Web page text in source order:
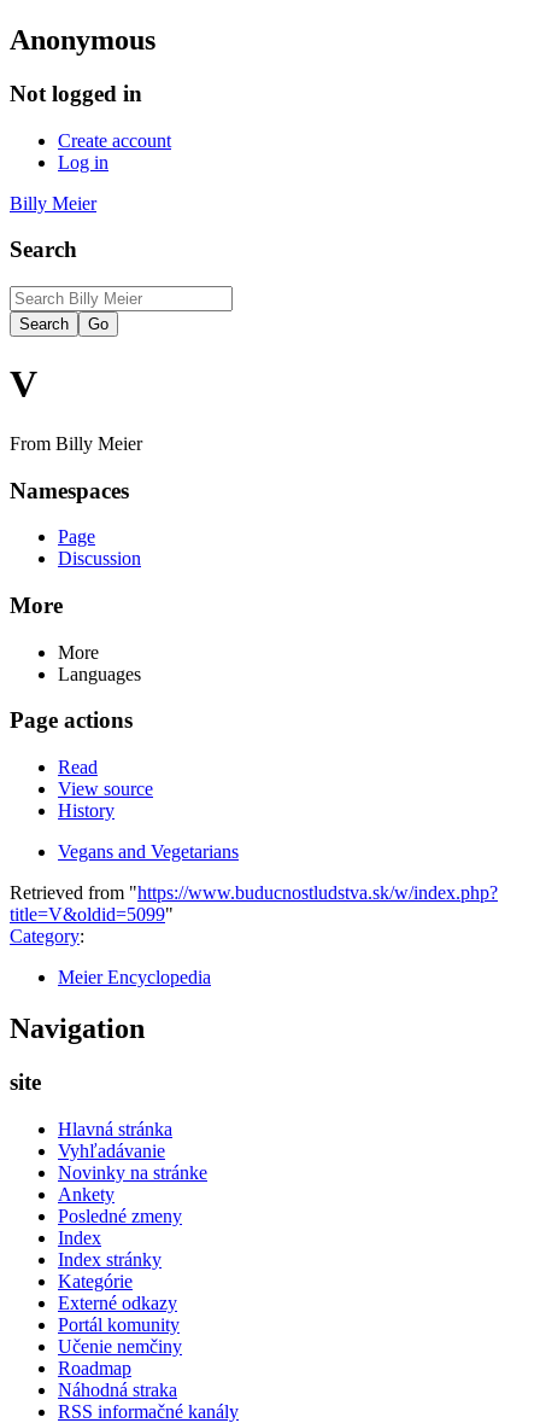
Anonymous
Not logged in
Create account
Log in
Billy Meier
Search
V
From Billy Meier
Namespaces
Page
Discussion
More
More
Languages
Page actions
Read
View source
History
Vegans and Vegetarians
Retrieved from "https://www.buducnostludstva.sk/w/index.php?
title=V&oldid=5099"
Category:
Meier Encyclopedia
Navigation
site
Hlavná stránka
Vyhľadávanie
Novinky na stránke
Ankety
Posledné zmeny
Index
Index stránky
Kategórie
Externé odkazy
Portál komunity
Učenie nemčiny
Roadmap
Náhodná straka
RSS informačné kanály